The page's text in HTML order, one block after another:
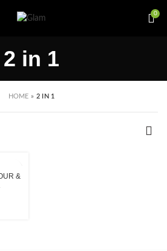
0
2 in 1
HOME » 2 IN 1
&